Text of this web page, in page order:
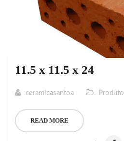
11.5 x 11.5 x 24
ceramicasantoa Produto
READ MORE